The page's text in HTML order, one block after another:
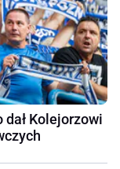
dał Kolejorzowi